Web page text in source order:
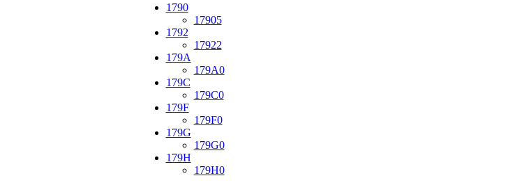
1790
17905
1792
17922
179A
179A0
179C
179C0
179F
179F0
179G
179G0
179H
179H0